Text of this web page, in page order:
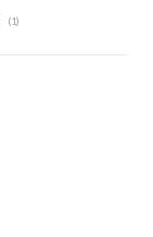
(1)